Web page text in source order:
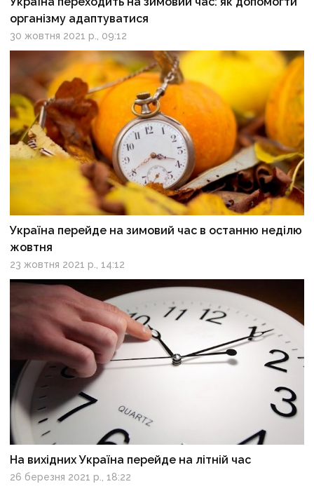
організму адаптуватися
30 жовтня 2021 р., 09:12
Україна перейде на зимовий час в останню неділю
жовтня
23 жовтня 2021 р., 14:12
На вихідних Україна перейде на літній час
26 березня 2021 р., 18:22